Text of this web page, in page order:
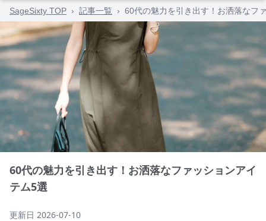
SageSixty TOP › 記事一覧 › 60代の魅力を引き出す！お洒落なフ
60代の魅力を引き出す！お洒落なファッションアイ
テム5選
更新日 2026-07-10